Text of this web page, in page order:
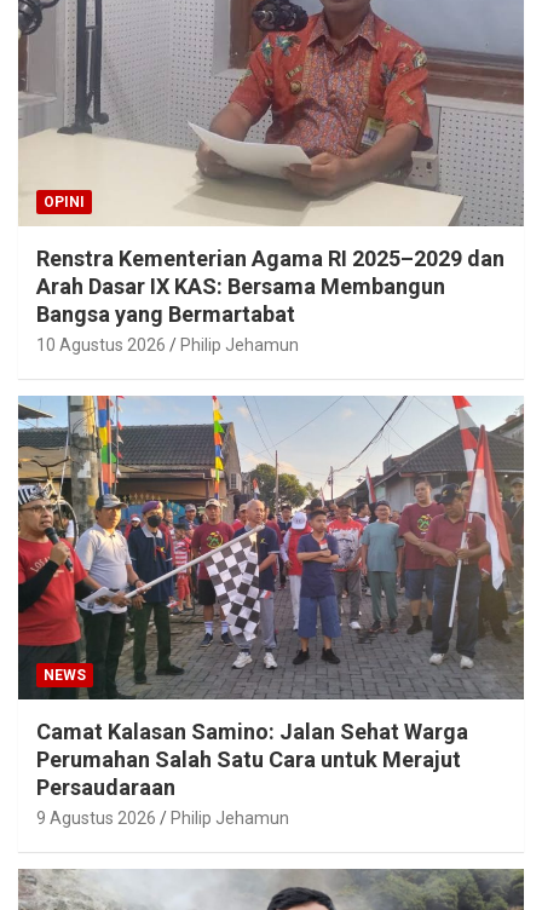
OPINI
Renstra Kementerian Agama RI 2025–2029 dan
Arah Dasar IX KAS: Bersama Membangun
Bangsa yang Bermartabat
10 Agustus 2026 Philip Jehamun
NEWS
Camat Kalasan Samino: Jalan Sehat Warga
Perumahan Salah Satu Cara untuk Merajut
Persaudaraan
9 Agustus 2026 Philip Jehamun